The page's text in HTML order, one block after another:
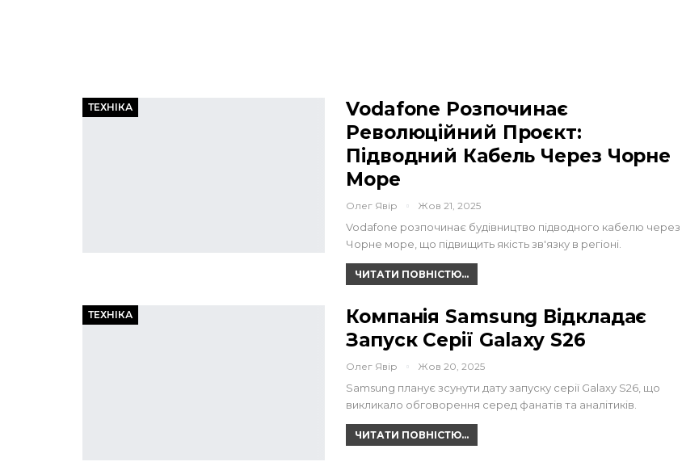
ТЕХНІКА
Vodafone Розпочинає
Революційний Проєкт:
Підводний Кабель Через Чорне
Море
Олег Явір Жов 21, 2025
Vodafone розпочинає будівництво підводного кабелю через
Чорне море, що підвищить якість зв'язку в регіоні.
ЧИТАТИ ПОВНІСТЮ...
ТЕХНІКА
Компанія Samsung Відкладає
Запуск Серії Galaxy S26
Олег Явір Жов 20, 2025
Samsung планує зсунути дату запуску серії Galaxy S26, що
викликало обговорення серед фанатів та аналітиків.
ЧИТАТИ ПОВНІСТЮ...